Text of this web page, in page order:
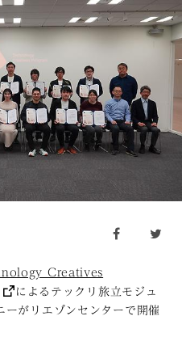
Creatives
によるテックリ旅立モジュ
ーがリエゾンセンターで開催